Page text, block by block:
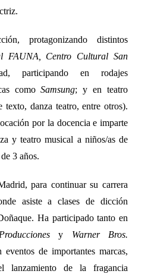
protagonizando distintos
FAUNA, Centro Cultural San
participando en rodajes
comoSamsung; y en teatro
texto, danza teatro, entre otros).
por la docencia e imparte
y teatro musical a niños/as de
3 años.
para continuar su carrera
asiste a clases de dicción
Ha participado tanto en
y Warner Bros.
de importantes marcas,
de la fragancia